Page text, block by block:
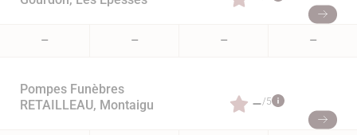
– – – –
Pompes Funèbres
RETAILLEAU, Montaigu
–/5